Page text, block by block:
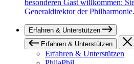
besonderen Gast willkommen:
Generaldirektor der Philharmonie.
Erfahren & Unterstützen
Erfahren & Unterstützen
Erfahren & Unterstützen